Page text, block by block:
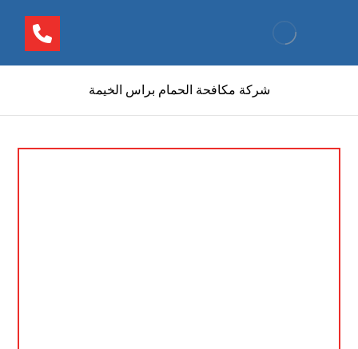
شركة مكافحة الحمام براس الخيمة